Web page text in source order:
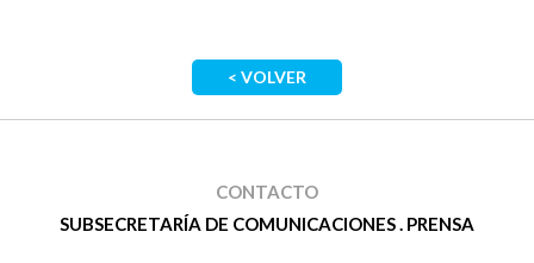
< VOLVER
CONTACTO
SUBSECRETARÍA DE COMUNICACIONES . PRENSA